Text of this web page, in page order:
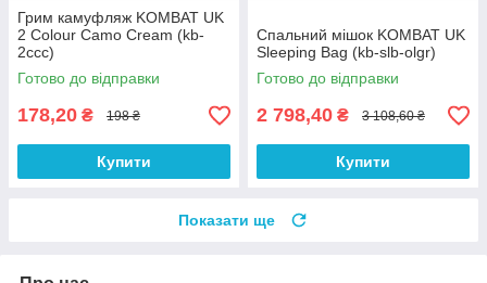
Грим камуфляж KOMBAT UK
2 Colour Camo Cream (kb-
2ccc)
Готово до відправки
178,20 ₴ 198 ₴
Купити
Спальний мішок KOMBAT UK
Sleeping Bag (kb-slb-olgr)
Готово до відправки
2 798,40 ₴ 3 108,60 ₴
Купити
Показати ще